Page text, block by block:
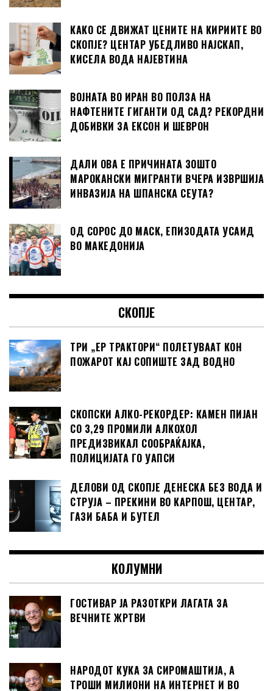
КАКО СЕ ДВИЖАТ ЦЕНИТЕ НА КИРИИТЕ ВО
СКОПЈЕ? ЦЕНТАР УБЕДЛИВО НАЈСКАП,
КИСЕЛА ВОДА НАЈЕВТИНА
ВОЈНАТА ВО ИРАН ВО ПОЛЗА НА
НАФТЕНИТЕ ГИГАНТИ ОД САД? РЕКОРДНИ
ДОБИВКИ ЗА ЕКСОН И ШЕВРОН
ДАЛИ ОВА Е ПРИЧИНАТА ЗОШТО
МАРОКАНСКИ МИГРАНТИ ВЧЕРА ИЗВРШИЈА
ИНВАЗИЈА НА ШПАНСКА СЕУТА?
ОД СОРОС ДО МАСК, ЕПИЗОДАТА УСАИД
ВО МАКЕДОНИЈА
СКОПЈЕ
ТРИ „ЕР ТРАКТОРИ“ ПОЛЕТУВААТ КОН
ПОЖАРОТ КАЈ СОПИШТЕ ЗАД ВОДНО
СКОПСКИ АЛКО-РЕКОРДЕР: КАМЕН ПИЈАН
СО 3,29 ПРОМИЛИ АЛКОХОЛ
ПРЕДИЗВИКАЛ СООБРАЌАЈКА,
ПОЛИЦИЈАТА ГО УАПСИ
ДЕЛОВИ ОД СКОПЈЕ ДЕНЕСКА БЕЗ ВОДА И
СТРУЈА – ПРЕКИНИ ВО КАРПОШ, ЦЕНТАР,
ГАЗИ БАБА И БУТЕЛ
КОЛУМНИ
ГОСТИВАР ЈА РАЗОТКРИ ЛАГАТА ЗА
ВЕЧНИТЕ ЖРТВИ
НАРОДОТ КУКА ЗА СИРОМАШТИЈА, А
ТРОШИ МИЛИОНИ НА ИНТЕРНЕТ И ВО